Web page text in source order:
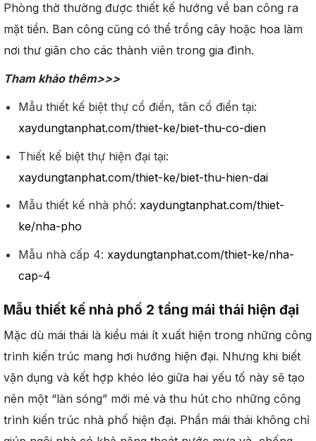
Phòng thờ thường được thiết kế hướng về ban công ra
mặt tiền. Ban công cũng có thể trồng cây hoặc hoa làm
nơi thư giãn cho các thành viên trong gia đình.
Tham khảo thêm>>>
Mẫu thiết kế biệt thự cổ điển, tân cổ điển tại:
xaydungtanphat.com/thiet-ke/biet-thu-co-dien
Thiết kế biệt thự hiện đại tại:
xaydungtanphat.com/thiet-ke/biet-thu-hien-dai
Mẫu thiết kế nhà phố: xaydungtanphat.com/thiet-
ke/nha-pho
Mẫu nhà cấp 4: xaydungtanphat.com/thiet-ke/nha-
cap-4
Mẫu thiết kế nhà phố 2 tầng mái thái hiện đại
Mặc dù mái thái là kiểu mái ít xuất hiện trong những công
trình kiến trúc mang hơi hướng hiện đại. Nhưng khi biết
vận dụng và kết hợp khéo léo giữa hai yếu tố này sẽ tạo
nên một “làn sóng” mới mẻ và thu hút cho những công
trình kiến trúc nhà phố hiện đại. Phần mái thái không chỉ